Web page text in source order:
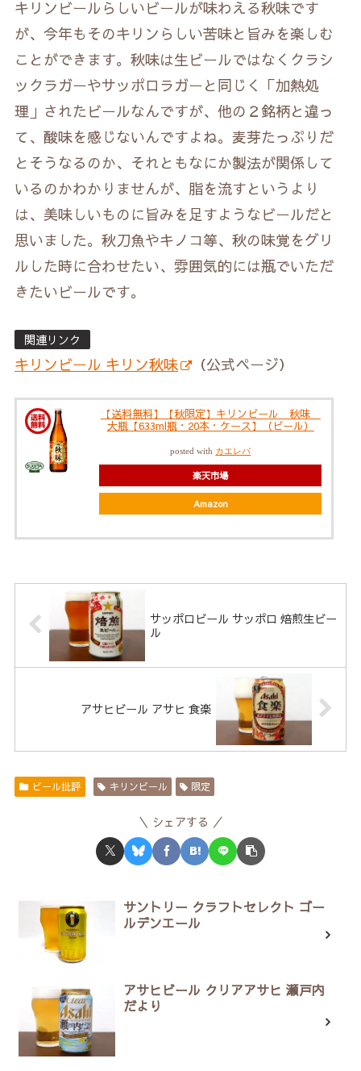
キリンビールらしいビールが味わえる秋味です
が、今年もそのキリンらしい苦味と旨みを楽しむ
ことができます。秋味は生ビールではなくクラシ
ックラガーやサッポロラガーと同じく「加熱処
理」されたビールなんですが、他の２銘柄と違っ
て、酸味を感じないんですよね。麦芽たっぷりだ
とそうなるのか、それともなにか製法が関係して
いるのかわかりませんが、脂を流すというより
は、美味しいものに旨みを足すようなビールだと
思いました。秋刀魚やキノコ等、秋の味覚をグリ
ルした時に合わせたい、雰囲気的には瓶でいただ
きたいビールです。
関連リンク
キリンビール キリン秋味 （公式ページ）
【送料無料】【秋限定】キリンビール 秋味
大瓶【633ml瓶・20本・ケース】（ビール）
posted with カエレバ
楽天市場
Amazon
サッポロビール サッポロ 焙煎生ビー
ル
アサヒビール アサヒ 食楽
ビール批評 キリンビール 限定
シェアする
サントリー クラフトセレクト ゴー
ルデンエール
アサヒビール クリアアサヒ 瀬戸内
だより